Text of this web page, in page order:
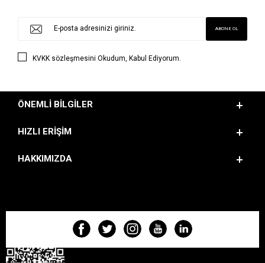
KVKK sözleşmesini Okudum, Kabul Ediyorum.
ÖNEMLI BILGILER
HIZLI ERIŞIM
HAKKIMIZDA